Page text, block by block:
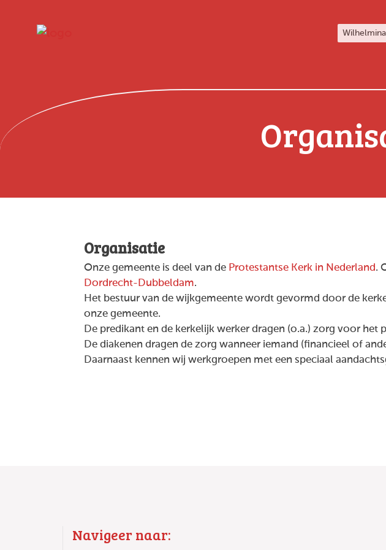
Organisatie
Onze gemeente is deel van de Protestantse Kerk in Nederland.
Dordrecht-Dubbeldam.
Het bestuur van de wijkgemeente wordt gevormd door de
onze gemeente.
De predikant en de kerkelijk werker dragen (o.a.) zorg voor het
De diakenen dragen de zorg wanneer iemand (financieel of
Daarnaast kennen wij werkgroepen met een speciaal
Navigeer naar: